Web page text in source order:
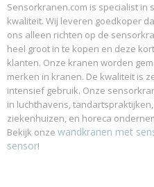
Sensorkranen.com is specialist
kwaliteit. Wij leveren goedkoper
ons alleen richten op de
heel groot in te kopen en deze
klanten. Onze kranen worden
merken in kranen. De kwaliteit is
intensief gebruik. Onze
in luchthavens,
ziekenhuizen, en horeca
Bekijk onze wandkranen met
sensor!